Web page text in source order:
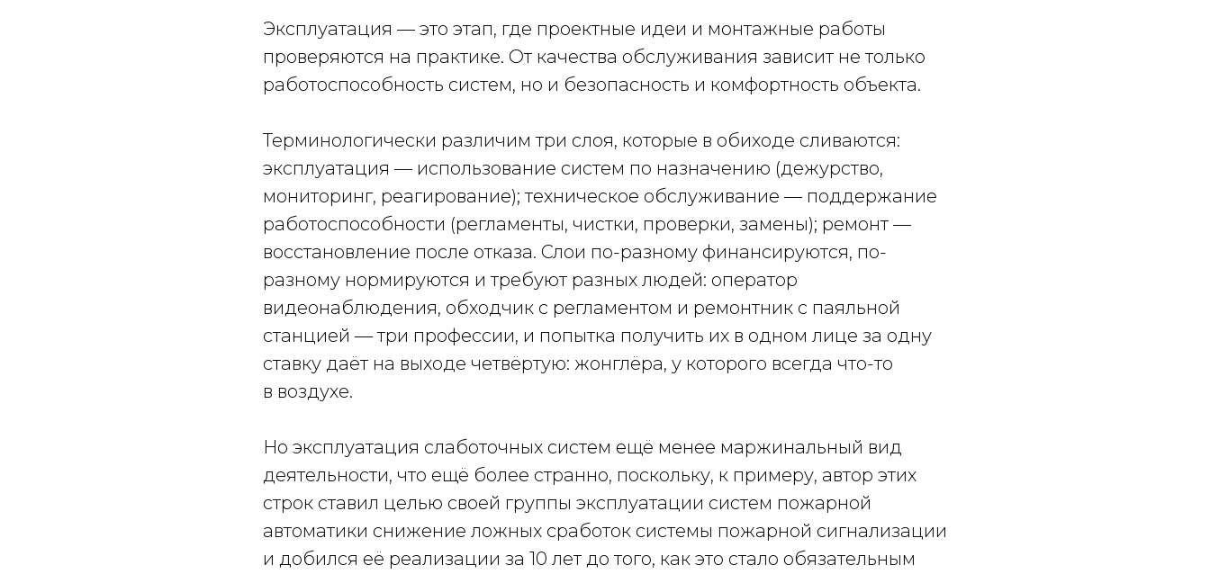
Эксплуатация — это этап, где проектные идеи и монтажные работы
проверяются на практике. От качества обслуживания зависит не только
работоспособность систем, но и безопасность и комфортность объекта.
Терминологически различим три слоя, которые в обиходе сливаются:
эксплуатация — использование систем по назначению (дежурство,
мониторинг, реагирование); техническое обслуживание — поддержание
работоспособности (регламенты, чистки, проверки, замены); ремонт —
восстановление после отказа. Слои по-разному финансируются, по-
разному нормируются и требуют разных людей: оператор
видеонаблюдения, обходчик с регламентом и ремонтник с паяльной
станцией — три профессии, и попытка получить их в одном лице за одну
ставку даёт на выходе четвёртую: жонглёра, у которого всегда что-то
в воздухе.
Но эксплуатация слаботочных систем ещё менее маржинальный вид
деятельности, что ещё более странно, поскольку, к примеру, автор этих
строк ставил целью своей группы эксплуатации систем пожарной
автоматики снижение ложных сработок системы пожарной сигнализации
и добился её реализации за 10 лет до того, как это стало обязательным